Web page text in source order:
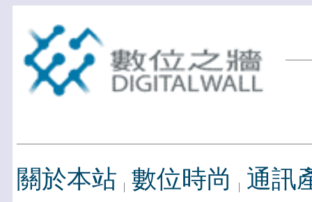
關於本站 數位時尚
通訊